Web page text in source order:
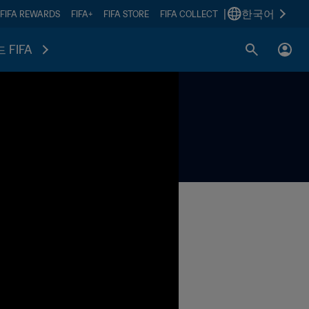
FIFA REWARDS FIFA+ FIFA STORE FIFA COLLECT 한국어
FIFA